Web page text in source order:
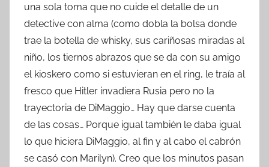
una sola toma que no cuide el detalle de un
detective con alma (como dobla la bolsa donde
trae la botella de whisky, sus cariñosas miradas al
niño, los tiernos abrazos que se da con su amigo
el kioskero como si estuvieran en el ring, le traía al
fresco que Hitler invadiera Rusia pero no la
trayectoria de DiMaggio… Hay que darse cuenta
de las cosas… Porque igual también le daba igual
lo que hiciera DiMaggio, al fin y al cabo el cabrón
se casó con Marilyn). Creo que los minutos pasan